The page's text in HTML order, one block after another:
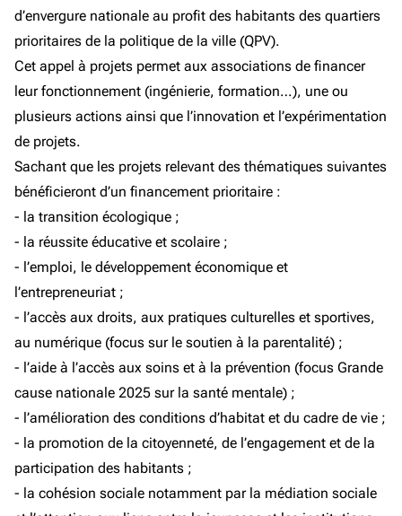
d’envergure nationale au profit des habitants des quartiers
prioritaires de la politique de la ville (QPV).
Cet appel à projets permet aux associations de financer
leur fonctionnement (ingénierie, formation…), une ou
plusieurs actions ainsi que l’innovation et l’expérimentation
de projets.
Sachant que les projets relevant des thématiques suivantes
bénéficieront d’un financement prioritaire :
- la transition écologique ;
- la réussite éducative et scolaire ;
- l’emploi, le développement économique et
l’entrepreneuriat ;
- l’accès aux droits, aux pratiques culturelles et sportives,
au numérique (focus sur le soutien à la parentalité) ;
- l’aide à l’accès aux soins et à la prévention (focus Grande
cause nationale 2025 sur la santé mentale) ;
- l’amélioration des conditions d’habitat et du cadre de vie ;
- la promotion de la citoyenneté, de l’engagement et de la
participation des habitants ;
- la cohésion sociale notamment par la médiation sociale